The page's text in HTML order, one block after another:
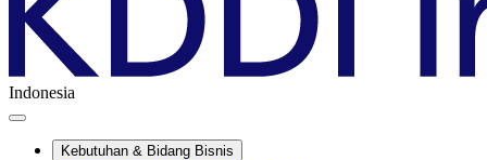
Indonesia
Kebutuhan & Bidang Bisnis